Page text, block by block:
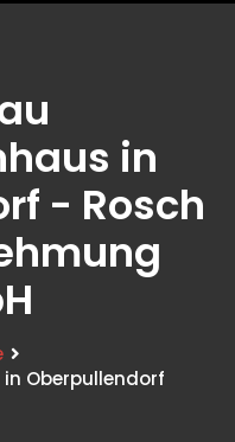
in
- Rosch
Oberpullendorf